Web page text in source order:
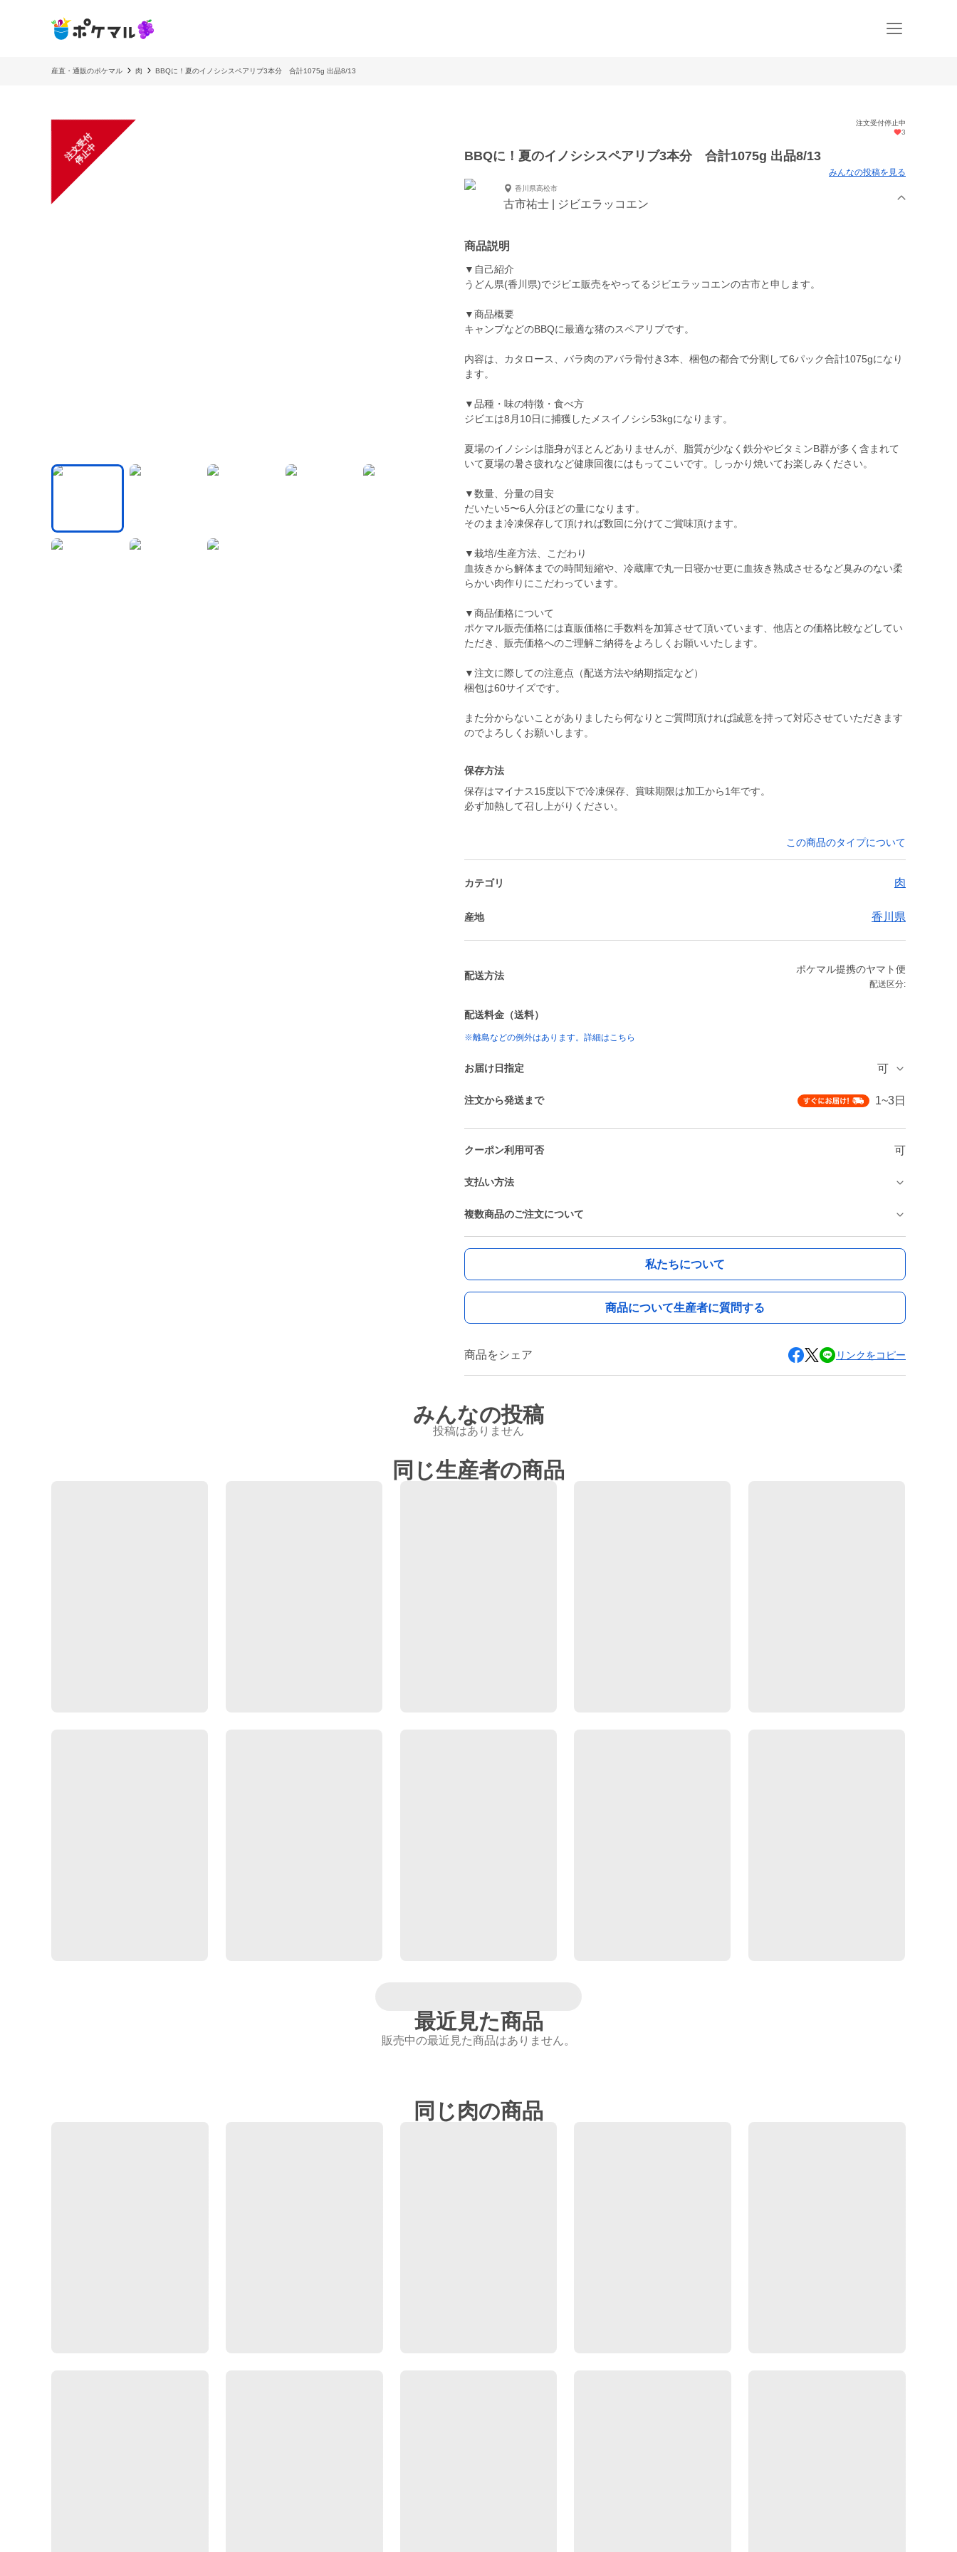
産直・通販のポケマル 肉 BBQに！夏のイノシシスペアリブ3本分 合計1075g 出品8/13
注
文
受
付
停
止
中
注文受付停止中
3
BBQに！夏のイノシシスペアリブ3本分 合計1075g 出品8/13
みんなの投稿を見る
香川県高松市
古市祐士 | ジビエラッコエン
商品説明
▼自己紹介
うどん県(香川県)でジビエ販売をやってるジビエラッコエンの古市と申します。
▼商品概要
キャンプなどのBBQに最適な猪のスペアリブです。
内容は、カタロース、バラ肉のアバラ骨付き3本、梱包の都合で分割して6パック合計1075gになり
ます。
▼品種・味の特徴・食べ方
ジビエは8月10日に捕獲したメスイノシシ53kgになります。
夏場のイノシシは脂身がほとんどありませんが、脂質が少なく鉄分やビタミンB群が多く含まれて
いて夏場の暑さ疲れなど健康回復にはもってこいです。しっかり焼いてお楽しみください。
▼数量、分量の目安
だいたい5〜6人分ほどの量になります。
そのまま冷凍保存して頂ければ数回に分けてご賞味頂けます。
▼栽培/生産方法、こだわり
血抜きから解体までの時間短縮や、冷蔵庫で丸一日寝かせ更に血抜き熟成させるなど臭みのない柔
らかい肉作りにこだわっています。
▼商品価格について
ポケマル販売価格には直販価格に手数料を加算させて頂いています、他店との価格比較などしてい
ただき、販売価格へのご理解ご納得をよろしくお願いいたします。
▼注文に際しての注意点（配送方法や納期指定など）
梱包は60サイズです。
また分からないことがありましたら何なりとご質問頂ければ誠意を持って対応させていただきます
のでよろしくお願いします。
保存方法
保存はマイナス15度以下で冷凍保存、賞味期限は加工から1年です。
必ず加熱して召し上がりください。
この商品のタイプについて
カテゴリ 肉
産地 香川県
配送方法
ポケマル提携のヤマト便
配送区分:
配送料金（送料）
※離島などの例外はあります。詳細はこちら
お届け日指定 可
注文から発送まで 1~3日
クーポン利用可否 可
支払い方法
複数商品のご注文について
私たちについて
商品について生産者に質問する
商品をシェア リンクをコピー
みんなの投稿
投稿はありません
同じ生産者の商品
最近見た商品
販売中の最近見た商品はありません。
同じ肉の商品